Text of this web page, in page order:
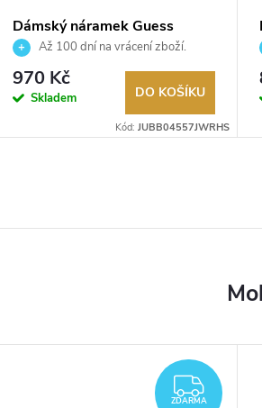
Dámský náramek Guess
JUBB04557JWRHS
Až 100 dní na vrácení zboží.
Autorizovaný prodejce.
970 Kč
Skladem DO KOŠÍKU
Kód: JUBB04557JWRHS
ZDARMA